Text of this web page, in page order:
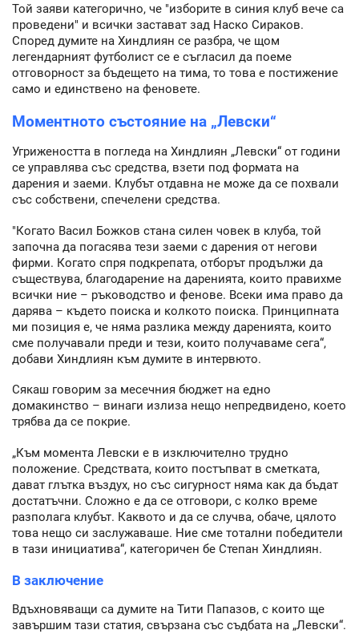
Той заяви категорично, че "изборите в синия клуб вече са
проведени" и всички застават зад Наско Сираков.
Според думите на Хиндлиян се разбра, че щом
легендарният футболист се е съгласил да поеме
отговорност за бъдещето на тима, то това е постижение
само и единствено на феновете.
Моментното състояние на „Левски“
Угрижеността в погледа на Хиндлиян „Левски“ от години
се управлява със средства, взети под формата на
дарения и заеми. Клубът отдавна не може да се похвали
със собствени, спечелени средства.
"Когато Васил Божков стана силен човек в клуба, той
започна да погасява тези заеми с дарения от негови
фирми. Когато спря подкрепата, отборът продължи да
съществува, благодарение на даренията, които правихме
всички ние – ръководство и фенове. Всеки има право да
дарява – където поиска и колкото поиска. Принципната
ми позиция е, че няма разлика между даренията, които
сме получавали преди и тези, които получаваме сега“,
добави Хиндлиян към думите в интервюто.
Сякаш говорим за месечния бюджет на едно
домакинство – винаги излиза нещо непредвидено, което
трябва да се покрие.
„Към момента Левски е в изключително трудно
положение. Средствата, които постъпват в сметката,
дават глътка въздух, но със сигурност няма как да бъдат
достатъчни. Сложно е да се отговори, с колко време
разполага клубът. Каквото и да се случва, обаче, цялото
това нещо си заслужаваше. Ние сме тотални победители
в тази инициатива“, категоричен бе Степан Хиндлиян.
В заключение
Вдъхновяващи са думите на Тити Папазов, с които ще
завършим тази статия, свързана със съдбата на „Левски“.